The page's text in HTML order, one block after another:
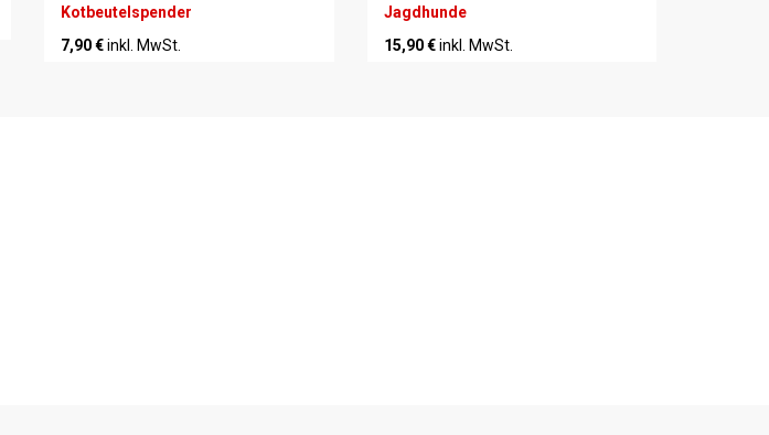
Kotbeutelspender
7,90 €inkl. MwSt.
Jagdhunde
15,90 € inkl. MwSt.